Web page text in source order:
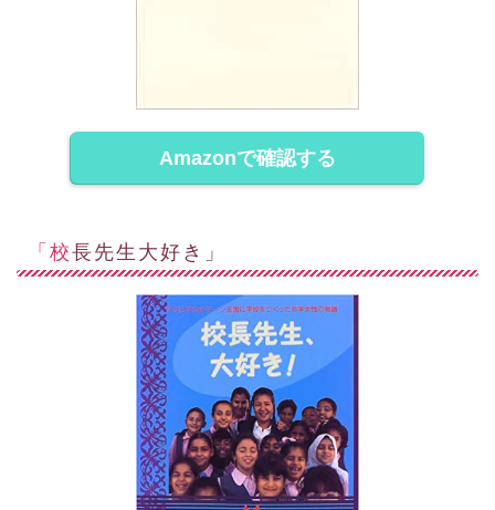
Amazonで確認する
「校長先生大好き」